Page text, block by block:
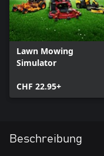
Lawn Mowing
Simulator
CHF 22.95+
Beschreibung